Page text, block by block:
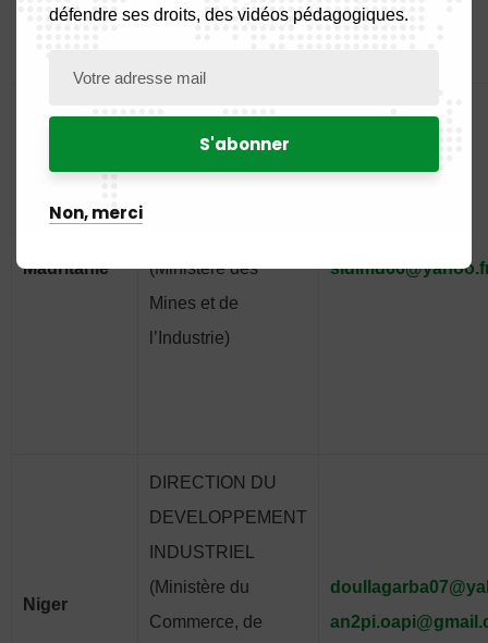
de l’Industrie et du
Mauritanie
(Ministère des
Mines et de
l’Industrie)
Niger
DIRECTION DU
DEVELOPPEMENT
INDUSTRIEL
(Ministère du
Commerce, de
défendre ses droits, des vidéos pédagogiques.
Non, merci